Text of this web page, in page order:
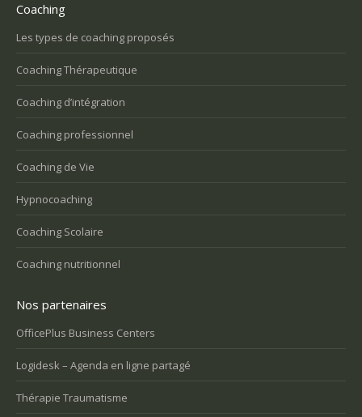
Coaching
Les types de coaching proposés
Coaching Thérapeutique
Coaching d’intégration
Coaching professionnel
Coaching de Vie
Hypnocoaching
Coaching Scolaire
Coaching nutritionnel
Nos partenaires
OfficePlus Business Centers
Logidesk – Agenda en ligne partagé
Thérapie Traumatisme